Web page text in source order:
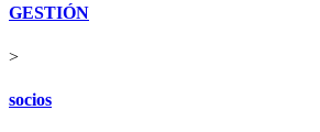
GESTIÓN
>
socios